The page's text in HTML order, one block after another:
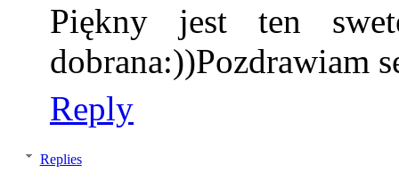
Piękny jest ten
dobrana:))Pozdrawiam
Reply
Replies